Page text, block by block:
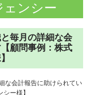
ンシー
毎月の詳細な会
顧問事例：株式